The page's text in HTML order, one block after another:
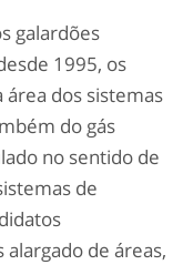
galardões
1995, os
dos sistemas
do gás
no sentido de
de
de áreas,